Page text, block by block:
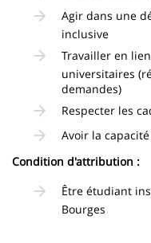
Agir dans une
inclusive
Travailler en
universitaires
demandes)
Respecter les
Avoir la
Condition d'attribution :
Être étudiant
Bourges